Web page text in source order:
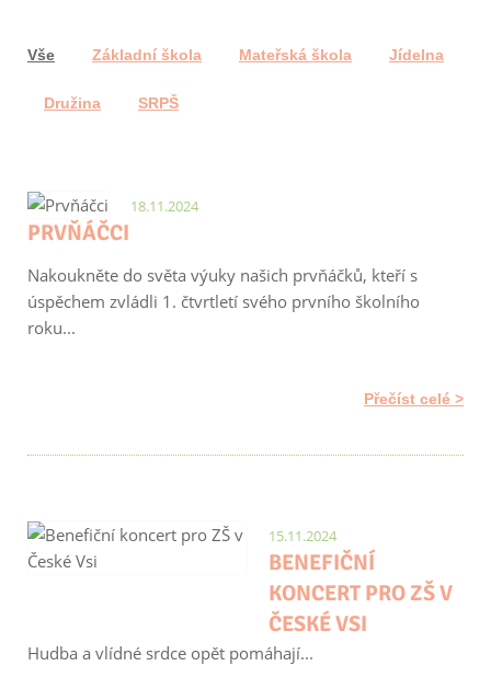
Vše Základní škola Mateřská škola Jídelna
Družina SRPŠ
18.11.2024
PRVŇÁČCI
Nakoukněte do světa výuky našich prvňáčků, kteří s
úspěchem zvládli 1. čtvrtletí svého prvního školního
roku...
Přečíst celé
15.11.2024
BENEFIČNÍ
KONCERT PRO ZŠ V
ČESKÉ VSI
Hudba a vlídné srdce opět pomáhají...